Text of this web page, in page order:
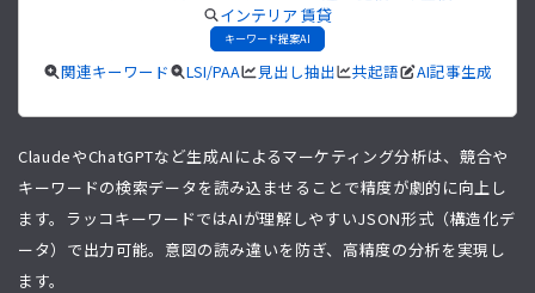
インテリア 賃貸
キーワード提案AI
関連キーワード LSI/PAA 見出し抽出 共起語 AI記事生成
ClaudeやChatGPTなど生成AIによるマーケティング分析は、競合や
キーワードの検索データを読み込ませることで精度が劇的に向上し
ます。ラッコキーワードではAIが理解しやすいJSON形式（構造化デ
ータ）で出力可能。意図の読み違いを防ぎ、高精度の分析を実現し
ます。